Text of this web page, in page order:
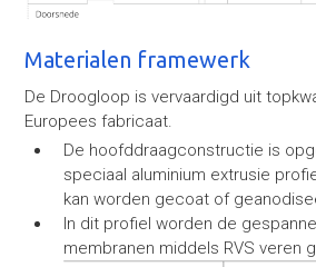
Materialen framewerk
De Droogloop is vervaardigd uit
Europees fabricaat.
De hoofddraagconstructie is
speciaal aluminium extrusie
kan worden gecoat of
In dit profiel worden de
membranen middels RVS veren